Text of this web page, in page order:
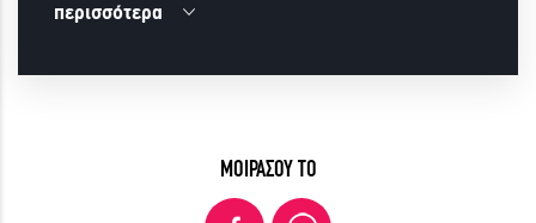
περισσότερα
ΜΟΙΡΑΣΟΥ ΤΟ